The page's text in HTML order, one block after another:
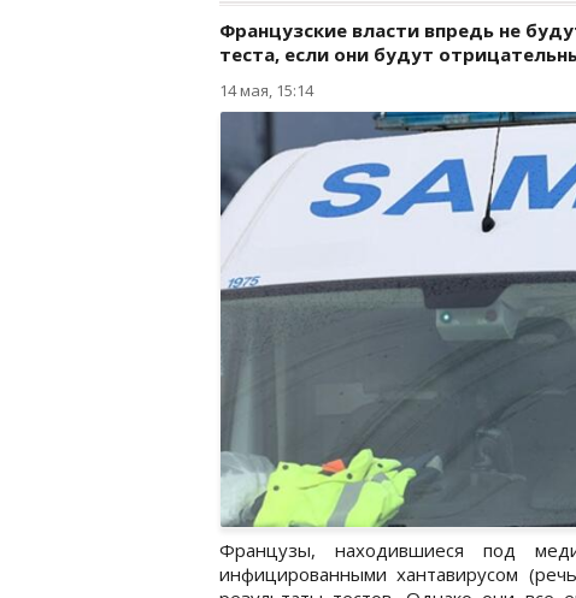
Французские власти впредь не
теста, если они будут
14 мая, 15:14
Французы, находившиеся под
инфицированными хантавирусом